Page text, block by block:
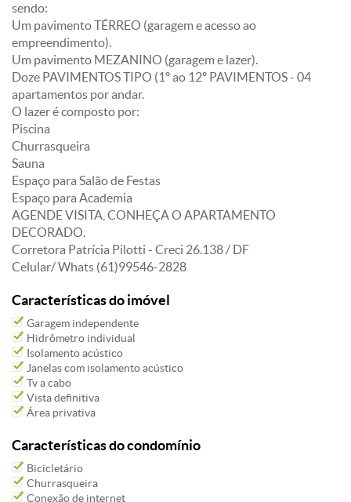
sendo:
Um pavimento TÉRREO (garagem e acesso ao
empreendimento).
Um pavimento MEZANINO (garagem e lazer).
Doze PAVIMENTOS TIPO (1º ao 12º PAVIMENTOS - 04
apartamentos por andar.
O lazer é composto por:
Piscina
Churrasqueira
Sauna
Espaço para Salão de Festas
Espaço para Academia
AGENDE VISITA, CONHEÇA O APARTAMENTO
DECORADO.
Corretora Patrícia Pilotti - Creci 26.138 / DF
Celular/ Whats (61)99546-2828
Características do imóvel
Garagem independente
Hidrômetro individual
Isolamento acústico
Janelas com isolamento acústico
Tv a cabo
Vista definitiva
Área privativa
Características do condomínio
Bicicletário
Churrasqueira
Conexão de internet